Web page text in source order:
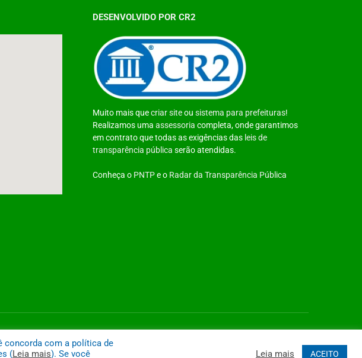
DESENVOLVIDO POR CR2
Muito mais quecriar siteou sistema para prefeituras!
Realizamos uma assessoria completa, onde garantimos
em contrato que todas as exigências das leis de
transparência pública serão atendidas.
Conheça o PNTPe o Radar da Transparência Pública
concorda com a política de
(Leia mais). Se você Leia mais ACEITO